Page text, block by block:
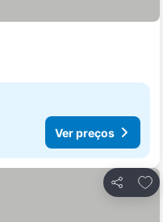
Ver preços
Partilhar